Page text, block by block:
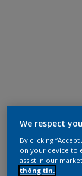
We respect
By clicking
on your device to
assist in our
thông tin.